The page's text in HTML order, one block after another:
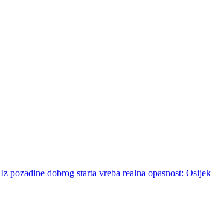
Iz pozadine dobrog starta vreba realna opasnost: Osijek